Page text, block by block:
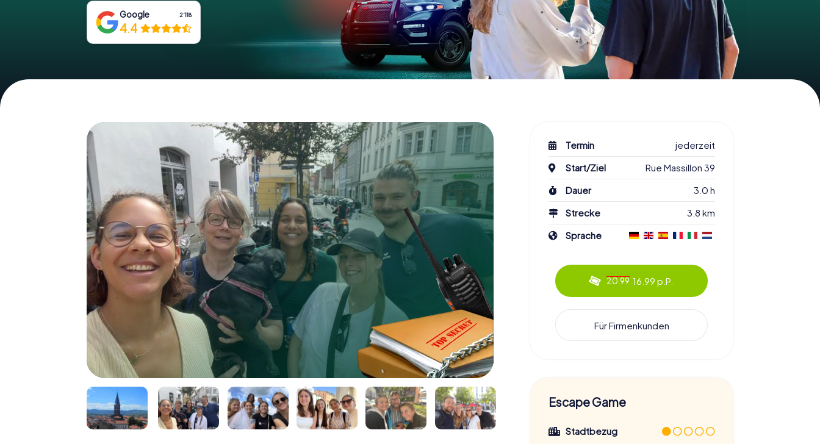
Google 2‘118
4.4
Termin
jederzeit
Start/Ziel
Rue Massillon 39
Dauer
3.0 h
Strecke
3.8 km
Sprache
20.99 16.99 p.P.
Für Firmenkunden
Escape Game
Stadtbezug